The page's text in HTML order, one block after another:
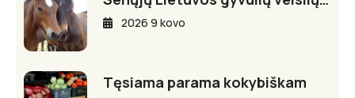
2026 9 kovo
Tęsiama parama kokybiškam